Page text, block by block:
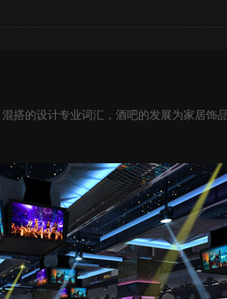
搭的设计专业词汇，酒吧的发展为家居饰